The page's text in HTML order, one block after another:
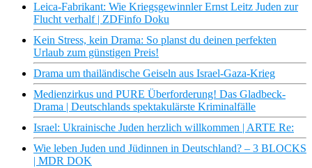
Leica-Fabrikant: Wie Kriegsgewinnler Ernst Leitz Juden zur
Flucht verhalf | ZDFinfo Doku
Kein Stress, kein Drama: So planst du deinen perfekten
Urlaub zum günstigen Preis!
Drama um thailändische Geiseln aus Israel-Gaza-Krieg
Medienzirkus und PURE Überforderung! Das Gladbeck-
Drama | Deutschlands spektakulärste Kriminalfälle
Israel: Ukrainische Juden herzlich willkommen | ARTE Re:
Wie leben Juden und Jüdinnen in Deutschland? – 3 BLOCKS
| MDR DOK